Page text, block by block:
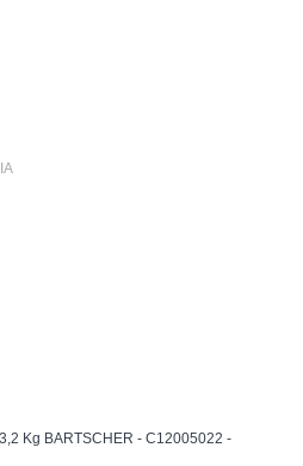
Kg BARTSCHER - C12005022 -